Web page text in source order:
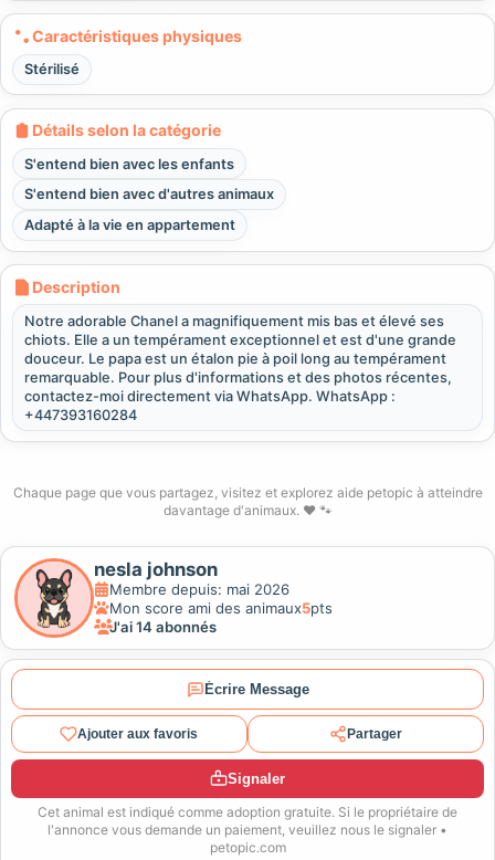
Caractéristiques physiques
Stérilisé
Détails selon la catégorie
S'entend bien avec les enfants
S'entend bien avec d'autres animaux
Adapté à la vie en appartement
Description
Notre adorable Chanel a magnifiquement mis bas et élevé ses
chiots. Elle a un tempérament exceptionnel et est d'une grande
douceur. Le papa est un étalon pie à poil long au tempérament
remarquable. Pour plus d'informations et des photos récentes,
contactez-moi directement via WhatsApp. WhatsApp :
+447393160284
nesla johnson
Membre depuis: mai 2026
Mon score ami des animaux5pts
J'ai 14 abonnés
Écrire Message
Ajouter aux favoris Partager
Signaler
Cet animal est indiqué comme adoption gratuite. Si le propriétaire de
l'annonce vous demande un paiement, veuillez nous le signaler •
petopic.com
Chaque page que vous partagez, visitez et explorez aide petopic à atteindre
davantage d'animaux. ❤️ 🐾